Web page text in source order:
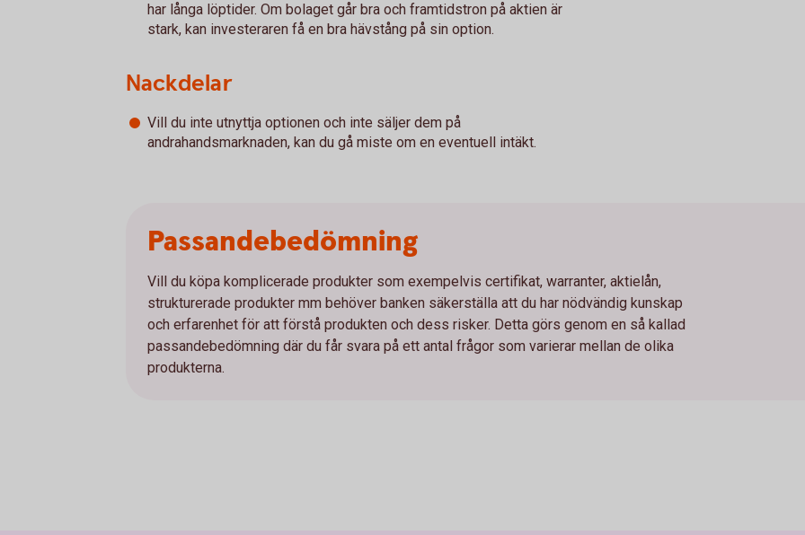
har långa löptider. Om bolaget går bra och framtidstron på aktien är
stark, kan investeraren få en bra hävstång på sin option.
Nackdelar
Vill du inte utnyttja optionen och inte säljer dem på
andrahandsmarknaden, kan du gå miste om en eventuell intäkt.
Passandebedömning
Vill du köpa komplicerade produkter som exempelvis certifikat, warranter, aktielån,
strukturerade produkter mm behöver banken säkerställa att du har nödvändig kunskap
och erfarenhet för att förstå produkten och dess risker. Detta görs genom en så kallad
passandebedömning där du får svara på ett antal frågor som varierar mellan de olika
produkterna.